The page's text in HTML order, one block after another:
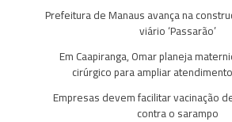
Prefeitura de Manaus avança na
viário ‘Passarão’
Em Caapiranga, Omar planeja
cirúrgico para ampliar
Empresas devem facilitar vacinação
contra o sarampo